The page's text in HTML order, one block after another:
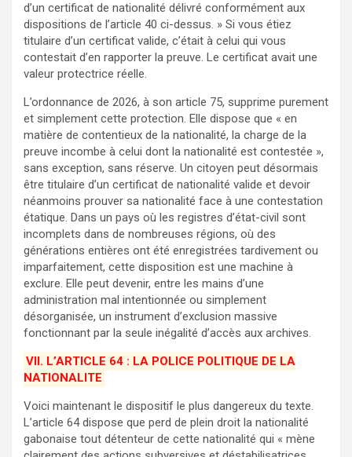
d’un certificat de nationalité délivré conformément aux
dispositions de l’article 40 ci-dessus. » Si vous étiez
titulaire d’un certificat valide, c’était à celui qui vous
contestait d’en rapporter la preuve. Le certificat avait une
valeur protectrice réelle.
L’ordonnance de 2026, à son article 75, supprime purement
et simplement cette protection. Elle dispose que « en
matière de contentieux de la nationalité, la charge de la
preuve incombe à celui dont la nationalité est contestée »,
sans exception, sans réserve. Un citoyen peut désormais
être titulaire d’un certificat de nationalité valide et devoir
néanmoins prouver sa nationalité face à une contestation
étatique. Dans un pays où les registres d’état-civil sont
incomplets dans de nombreuses régions, où des
générations entières ont été enregistrées tardivement ou
imparfaitement, cette disposition est une machine à
exclure. Elle peut devenir, entre les mains d’une
administration mal intentionnée ou simplement
désorganisée, un instrument d’exclusion massive
fonctionnant par la seule inégalité d’accès aux archives.
VII. L’ARTICLE 64 : LA POLICE POLITIQUE DE LA
NATIONALITE
Voici maintenant le dispositif le plus dangereux du texte.
L’article 64 dispose que perd de plein droit la nationalité
gabonaise tout détenteur de cette nationalité qui « mène